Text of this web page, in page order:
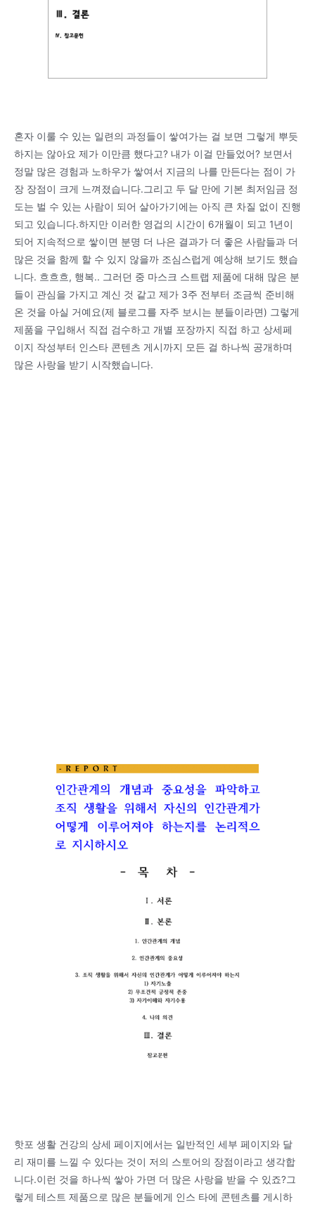
혼자 이룰 수 있는 일련의 과정들이 쌓여가는 걸 보면 그렇게 뿌듯
하지는 않아요 제가 이만큼 했다고? 내가 이걸 만들었어? 보면서
정말 많은 경험과 노하우가 쌓여서 지금의 나를 만든다는 점이 가
장 장점이 크게 느껴졌습니다.그리고 두 달 만에 기본 최저임금 정
도는 벌 수 있는 사람이 되어 살아가기에는 아직 큰 차질 없이 진행
되고 있습니다.하지만 이러한 영겁의 시간이 6개월이 되고 1년이
되어 지속적으로 쌓이면 분명 더 나은 결과가 더 좋은 사람들과 더
많은 것을 함께 할 수 있지 않을까 조심스럽게 예상해 보기도 했습
니다. 흐흐흐, 행복.. 그러던 중 마스크 스트랩 제품에 대해 많은 분
들이 관심을 가지고 계신 것 같고 제가 3주 전부터 조금씩 준비해
온 것을 아실 거예요(제 블로그를 자주 보시는 분들이라면) 그렇게
제품을 구입해서 직접 검수하고 개별 포장까지 직접 하고 상세페
이지 작성부터 인스타 콘텐츠 게시까지 모든 걸 하나씩 공개하며
많은 사랑을 받기 시작했습니다.
핫포 생활 건강의 상세 페이지에서는 일반적인 세부 페이지와 달
리 재미를 느낄 수 있다는 것이 저의 스토어의 장점이라고 생각합
니다.이런 것을 하나씩 쌓아 가면 더 많은 사랑을 받을 수 있죠?그
렇게 테스트 제품으로 많은 분들에게 인스 타에 콘텐츠를 게시하